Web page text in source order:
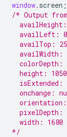
window. screen ;
/* Output from
  availLeft: 0
  availTop: 25
availWidth:
colorDepth:
  height: 1050
isExtended:
onchange:
pixelDepth:
  width: 1680
*/